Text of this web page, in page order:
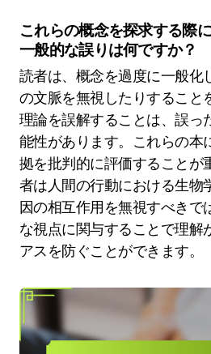
これらの概念を探求する際
一般的な誤りは何ですか？
読者は、概念を過度に一般化
の文脈を無視したりすること
理論を誤解することは、誤っ
能性があります。これらの本
拠を批判的に評価することが
者は人間の行動における生物
因の相互作用を無視すべきで
な視点に関与することで理解
アスを防ぐことができます。